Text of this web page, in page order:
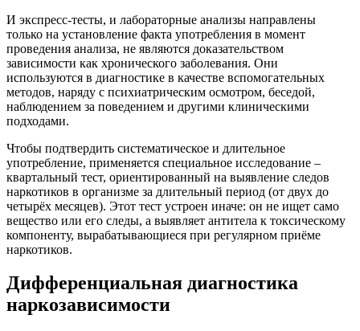
И экспресс-тесты, и лабораторные анализы направлены
только на установление факта употребления в момент
проведения анализа, не являются доказательством
зависимости как хронического заболевания. Они
используются в диагностике в качестве вспомогательных
методов, наряду с психиатрическим осмотром, беседой,
наблюдением за поведением и другими клиническими
подходами.
Чтобы подтвердить систематическое и длительное
употребление, применяется специальное исследование –
квартальный тест, ориентированный на выявление следов
наркотиков в организме за длительный период (от двух до
четырёх месяцев). Этот тест устроен иначе: он не ищет само
вещество или его следы, а выявляет антитела к токсическому
компоненту, вырабатывающиеся при регулярном приёме
наркотиков.
Дифференциальная диагностика
наркозависимости